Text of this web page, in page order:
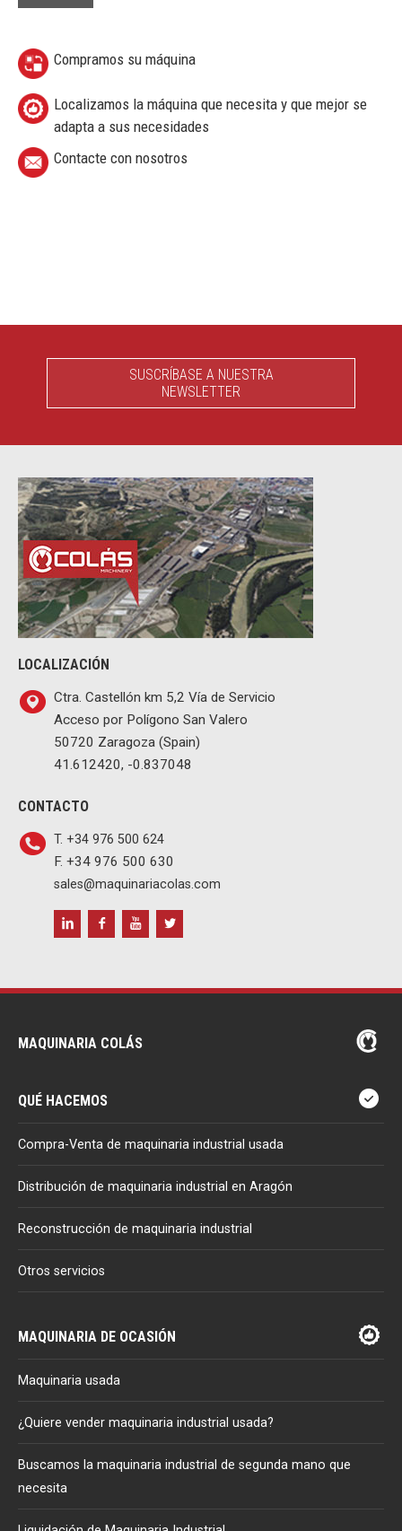
Compramos su máquina
Localizamos la máquina que necesita y que mejor se
adapta a sus necesidades
Contacte con nosotros
SUSCRÍBASE A NUESTRA
NEWSLETTER
LOCALIZACIÓN
Ctra. Castellón km 5,2 Vía de Servicio
Acceso por Polígono San Valero
50720 Zaragoza (Spain)
41.612420, -0.837048
CONTACTO
T. +34 976 500 624
F. +34 976 500 630
sales@maquinariacolas.com
MAQUINARIA COLÁS
QUÉ HACEMOS
Compra-Venta de maquinaria industrial usada
Distribución de maquinaria industrial en Aragón
Reconstrucción de maquinaria industrial
Otros servicios
MAQUINARIA DE OCASIÓN
Maquinaria usada
¿Quiere vender maquinaria industrial usada?
Buscamos la maquinaria industrial de segunda mano que
necesita